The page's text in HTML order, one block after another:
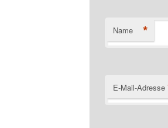
Name *
E-Mail-Adresse